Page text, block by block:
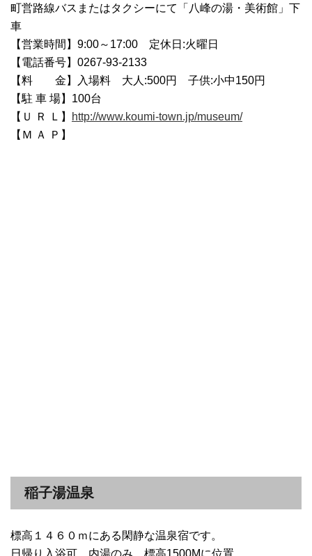
町営路線バスまたはタクシーにて「八峰の湯・美術館」下
車
【営業時間】9:00～17:00 定休日:火曜日
【電話番号】0267-93-2133
【料 金】入場料 大人:500円 子供:小中150円
【駐 車 場】100台
【Ｕ Ｒ Ｌ】
http://www.koumi-town.jp/museum/
【Ｍ Ａ Ｐ】
稲子湯温泉
標高１４６０ｍにある閑静な温泉宿です。